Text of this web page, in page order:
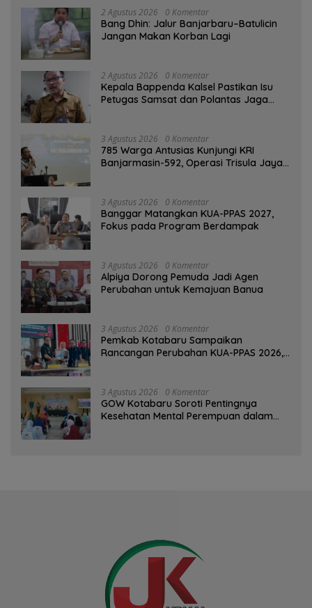
2 Agustus 2026 0 Komentar
Bang Dhin: Jalur Banjarbaru–Batulicin
Jangan Makan Korban Lagi
2 Agustus 2026 0 Komentar
Kepala Bappenda Kalsel Pastikan Isu
Petugas Samsat dan Polantas Jaga
3 Agustus 2026 0 Komentar
785 Warga Antusias Kunjungi KRI
Banjarmasin-592, Operasi Trisula Jaya
3 Agustus 2026 0 Komentar
‎Banggar Matangkan KUA-PPAS 2027,
Fokus pada Program Berdampak
3 Agustus 2026 0 Komentar
‎Alpiya Dorong Pemuda Jadi Agen
Perubahan untuk Kemajuan Banua ‎
3 Agustus 2026 0 Komentar
Pemkab Kotabaru Sampaikan
Rancangan Perubahan KUA-PPAS 2026,
3 Agustus 2026 0 Komentar
GOW Kotabaru Soroti Pentingnya
Kesehatan Mental Perempuan dalam